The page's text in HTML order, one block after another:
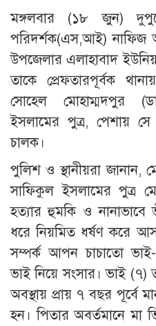
মঙ্গলবার (১৮ জুন)
পরিদর্শক(এস,আই)
উপজেলার এলাহাবাদ
তাকে প্রেফতারপূর্বক
সোহেল মোহাম্মদপুর
ইসলামের পুত্র, পেশায় সে
চালক।
পুলিশ ও স্থানীয়রা জানান,
সাফিকুল ইসলামের পুত্র
হত্যার হুমকি ও নানাভাবে
ধরে নিয়মিত ধর্ষণ করে
সম্পর্ক আপন চাচাতো
ভাই নিয়ে সংসার। ভাই (৭)
অবস্থায় প্রায় ৭ বছর পূর্বে
হন। পিতার অবর্তমানে মা